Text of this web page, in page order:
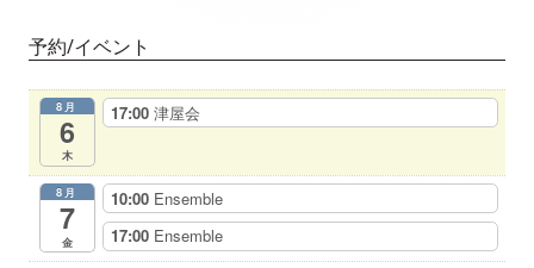
シ
ョ
バ
予約/イベント
8月
6
木
17:00 津屋会
8月
7
金
10:00 Ensemble
17:00 Ensemble